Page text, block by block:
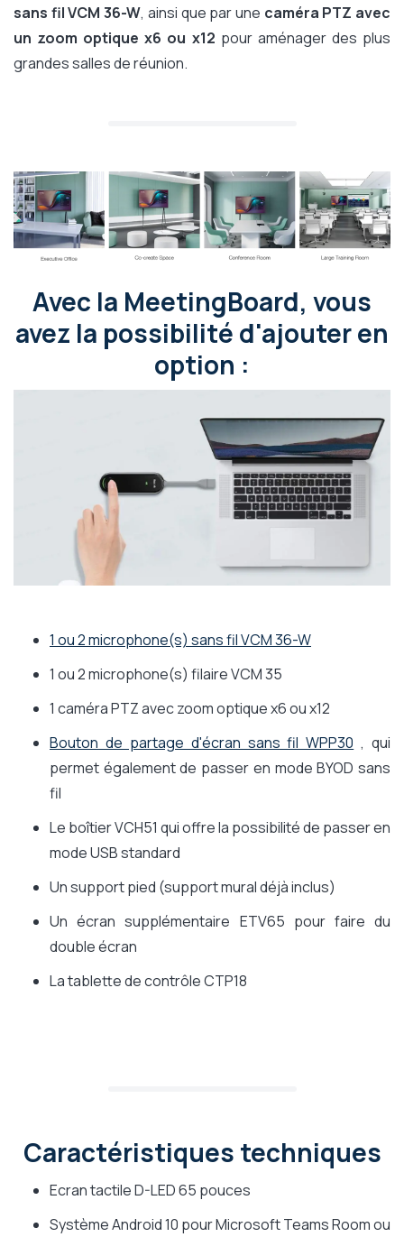
sans fil VCM 36-W, ainsi que par une caméra PTZ avec
un zoom optique x6 ou x12 pour aménager des plus
grandes salles de réunion.
Avec la MeetingBoard, vous
avez la possibilité d'ajouter en
option :
1 ou 2 microphone(s) sans fil VCM 36-W
1 ou 2 microphone(s) filaire VCM 35
1 caméra PTZ avec zoom optique x6 ou x12
Bouton de partage d'écran sans fil WPP30 , qui
permet également de passer en mode BYOD sans
fil
Le boîtier VCH51 qui offre la possibilité de passer en
mode USB standard
Un support pied (support mural déjà inclus)
Un écran supplémentaire ETV65 pour faire du
double écran
La tablette de contrôle CTP18
Caractéristiques techniques
Ecran tactile D-LED 65 pouces
Système Android 10 pour Microsoft Teams Room ou